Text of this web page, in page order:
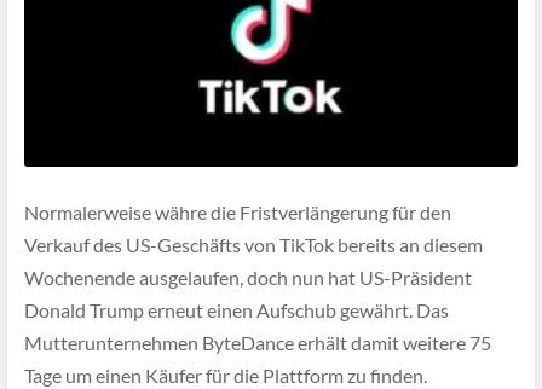
Normalerweise währe die Fristverlängerung für den
Verkauf des US-Geschäfts von TikTok bereits an diesem
Wochenende ausgelaufen, doch nun hat US-Präsident
Donald Trump erneut einen Aufschub gewährt. Das
Mutterunternehmen ByteDance erhält damit weitere 75
Tage um einen Käufer für die Plattform zu finden.